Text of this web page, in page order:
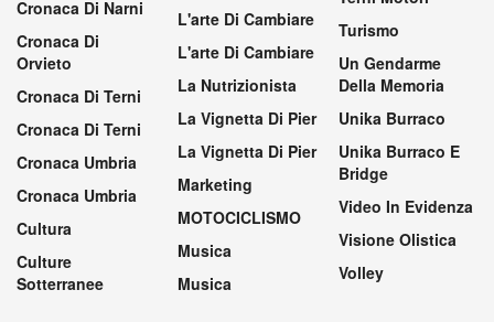
Cronaca Di Narni
Cronaca Di
Orvieto
Cronaca Di Terni
Cronaca Di Terni
Cronaca Umbria
Cronaca Umbria
Cultura
Culture
Sotterranee
L'arte Di Cambiare
L'arte Di Cambiare
La Nutrizionista
La Vignetta Di Pier
La Vignetta Di Pier
Marketing
MOTOCICLISMO
Musica
Musica
Turismo
Un Gendarme
Della Memoria
Unika Burraco
Unika Burraco E
Bridge
Video In Evidenza
Visione Olistica
Volley